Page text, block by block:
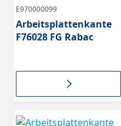
E970000099
Arbeitsplattenkante
F76028 FG Rabac